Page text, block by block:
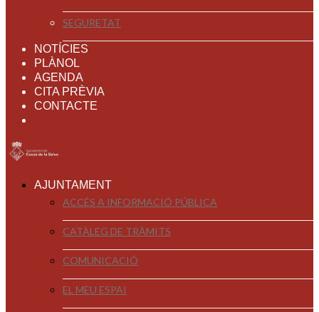
SEGURETAT
NOTÍCIES
PLÀNOL
AGENDA
CITA PRÈVIA
CONTACTE
AJUNTAMENT
ACCÉS A INFORMACIÓ PÚBLICA
CATÀLEG DE TRÀMITS
COMUNICACIÓ
EL MEU ESPAI